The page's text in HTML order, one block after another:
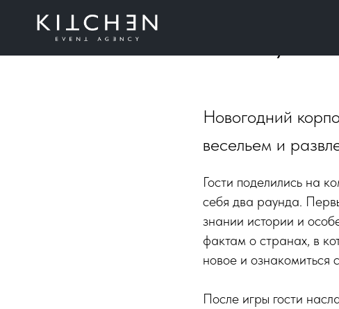
Новогодний
весельем и
Гости поделились на
себя два раунда.
знании истории и
фактам о странах, в
новое и ознакомиться
После игры гости